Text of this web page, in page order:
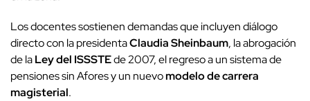
Los docentes sostienen demandas que incluyen diálogo
directo con la presidentaClaudia Sheinbaum, la abrogación
de laLey del ISSSTEde 2007, el regreso a un sistema de
pensiones sin Afores y un nuevomodelo de carrera
magisterial.